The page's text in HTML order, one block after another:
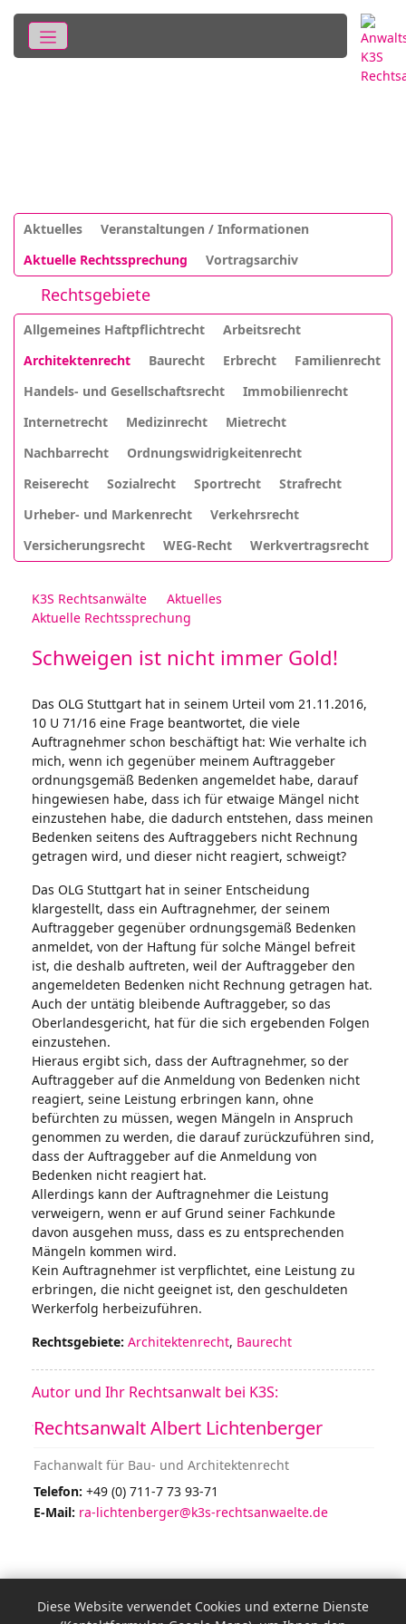
Aktuelles
Veranstaltungen / Informationen
Aktuelle Rechtssprechung
Vortragsarchiv
Rechtsgebiete
Allgemeines Haftpflichtrecht
Arbeitsrecht
Architektenrecht
Baurecht Erbrecht
Familienrecht
Handels- und Gesellschaftsrecht
Immobilienrecht
Internetrecht
Medizinrecht
Mietrecht
Nachbarrecht
Ordnungswidrigkeitenrecht
Reiserecht
Sozialrecht Sportrecht
Strafrecht
Urheber- und Markenrecht
Verkehrsrecht
Versicherungsrecht
WEG-Recht Werkvertragsrecht
K3S Rechtsanwälte
Aktuelles
Aktuelle Rechtssprechung
Schweigen ist nicht immer Gold!
Das OLG Stuttgart hat in seinem Urteil vom 21.11.2016,
10 U 71/16 eine Frage beantwortet, die viele
Auftragnehmer schon beschäftigt hat: Wie verhalte ich
mich, wenn ich gegenüber meinem Auftraggeber
ordnungsgemäß Bedenken angemeldet habe, darauf
hingewiesen habe, dass ich für etwaige Mängel nicht
einzustehen habe, die dadurch entstehen, dass meinen
Bedenken seitens des Auftraggebers nicht Rechnung
getragen wird, und dieser nicht reagiert, schweigt?
Das OLG Stuttgart hat in seiner Entscheidung
klargestellt, dass ein Auftragnehmer, der seinem
Auftraggeber gegenüber ordnungsgemäß Bedenken
anmeldet, von der Haftung für solche Mängel befreit
ist, die deshalb auftreten, weil der Auftraggeber den
angemeldeten Bedenken nicht Rechnung getragen hat.
Auch der untätig bleibende Auftraggeber, so das
Oberlandesgericht, hat für die sich ergebenden Folgen
einzustehen.
Hieraus ergibt sich, dass der Auftragnehmer, so der
Auftraggeber auf die Anmeldung von Bedenken nicht
reagiert, seine Leistung erbringen kann, ohne
befürchten zu müssen, wegen Mängeln in Anspruch
genommen zu werden, die darauf zurückzuführen sind,
dass der Auftraggeber auf die Anmeldung von
Bedenken nicht reagiert hat.
Allerdings kann der Auftragnehmer die Leistung
verweigern, wenn er auf Grund seiner Fachkunde
davon ausgehen muss, dass es zu entsprechenden
Mängeln kommen wird.
Kein Auftragnehmer ist verpflichtet, eine Leistung zu
erbringen, die nicht geeignet ist, den geschuldeten
Werkerfolg herbeizuführen.
Rechtsgebiete: Architektenrecht, Baurecht
Autor und Ihr Rechtsanwalt bei K3S:
Rechtsanwalt Albert Lichtenberger
Fachanwalt für Bau- und Architektenrecht
Telefon: +49 (0) 711-7 73 93-71
E-Mail: ra-lichtenberger@k3s-rechtsanwaelte.de
Impressum
Diese Website verwendet Cookies und externe Dienste